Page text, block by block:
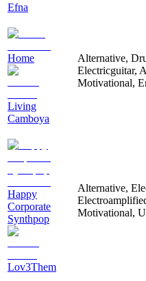
Efna
Home
Living
Camboya
Alternative,
Electricguitar,
Motivational,
Happy
Corporate
Synthpop
Lov3Them
Alternative,
Motivational,